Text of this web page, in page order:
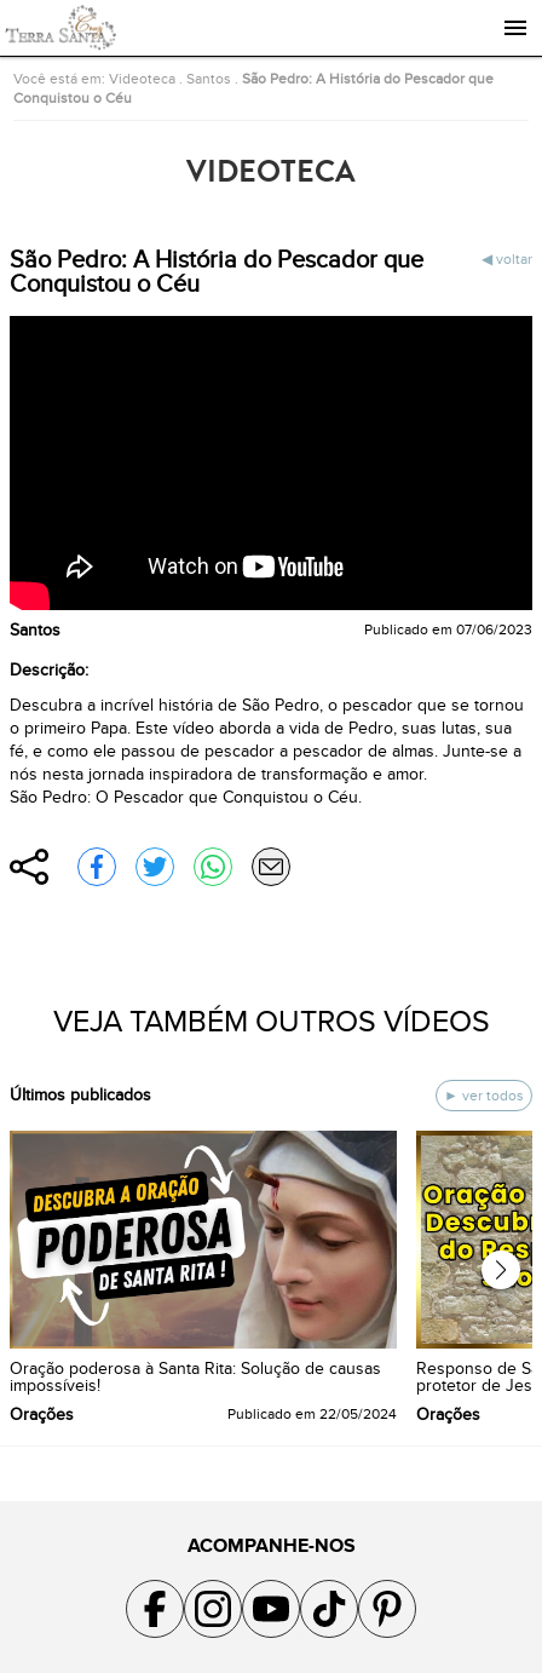
Ir para a página inicial
Você está em:Videoteca .Santos .São Pedro: A História do Pescador que
Conquistou o Céu
VIDEOTECA
São Pedro: A História do Pescador que
Conquistou o Céu
voltar
Santos Publicado em 07/06/2023
Descrição:
Descubra a incrível história de São Pedro, o pescador que se tornou
o primeiro Papa. Este vídeo aborda a vida de Pedro, suas lutas, sua
fé, e como ele passou de pescador a pescador de almas. Junte-se a
nós nesta jornada inspiradora de transformação e amor.
São Pedro: O Pescador que Conquistou o Céu.
Compartilhar
Compartilhar no Facebook
Compartilhar no Twitter
Compartilhar no WhatsApp
Enviar por e-mail
VEJA TAMBÉM OUTROS VÍDEOS
ÚItimos publicados ver todos
Oração poderosa à Santa Rita: Solução de causas
impossíveis!
Orações
Publicado em 22/05/2024
Responso de
protetor de
Orações
ACOMPANHE-NOS
Acompanhe a gente no Facebook
Acompanhe a gente no Instagram
Acompanhe a gente no YouTube
Acompanhe a gente no TikTok
Acompanhe a gente no